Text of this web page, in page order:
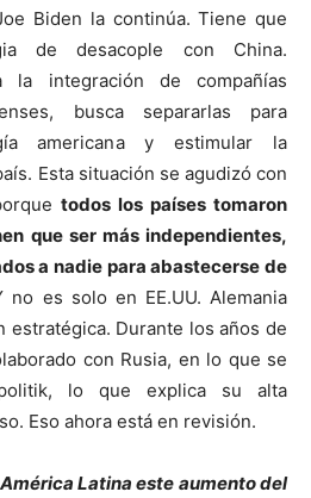
Biden la continúa. Tiene que
de desacople con China.
la integración de compañías
busca separarlas para
americana y estimular la
Esta situación se agudizó con
todos los países tomaron
que ser más independientes,
a nadie para abastecerse de
no es solo en EE.UU. Alemania
estratégica. Durante los años de
con Rusia, en lo que se
lo que explica su alta
Eso ahora está en revisión.
Latina este aumento del